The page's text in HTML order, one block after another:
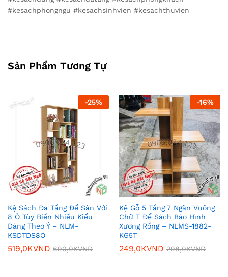
#kesachphongngu #kesachsinhvien #kesachthuvien
Sản Phẩm Tương Tự
-25%
Kệ Sách Đa Tầng Để Sàn Với
8 Ô Tùy Biến Nhiều Kiểu
Dáng Theo Ý – NLM-
KSDTDS8O
519,0KVND 690,0KVND
-16%
Kệ Gỗ 5 Tầng 7 Ngăn Vuông
Chữ T Để Sách Báo Hình
Xương Rồng – NLMS-1882-
KG5T
249,0KVND 298,0KVND